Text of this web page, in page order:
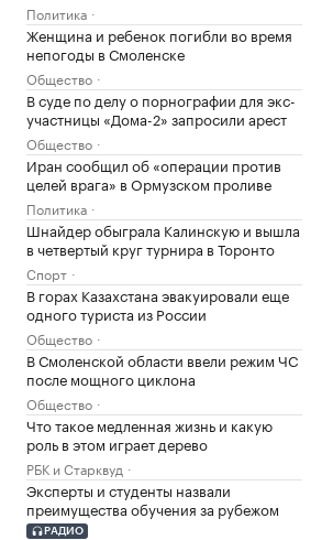
Политика
Женщина и ребенок погибли во время
непогоды в Смоленске
Общество
В суде по делу о порнографии для экс-
участницы «Дома-2» запросили арест
Общество
Иран сообщил об «операции против
целей врага» в Ормузском проливе
Политика
Шнайдер обыграла Калинскую и вышла
в четвертый круг турнира в Торонто
Спорт
В горах Казахстана эвакуировали еще
одного туриста из России
Общество
В Смоленской области ввели режим ЧС
после мощного циклона
Общество
Что такое медленная жизнь и какую
роль в этом играет дерево
РБК и Старквуд
Эксперты и студенты назвали
преимущества обучения за рубежом
РАДИО